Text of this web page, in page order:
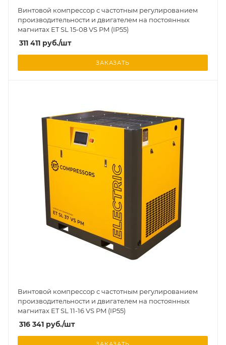
Винтовой компрессор с частотным регулированием
производительности и двигателем на постоянных
магнитах ET SL 15-08 VS PM (IP55)
311 411 руб./шт
ЗАКАЗАТЬ
Винтовой компрессор с частотным регулированием
производительности и двигателем на постоянных
магнитах ET SL 11-16 VS PM (IP55)
316 341 руб./шт